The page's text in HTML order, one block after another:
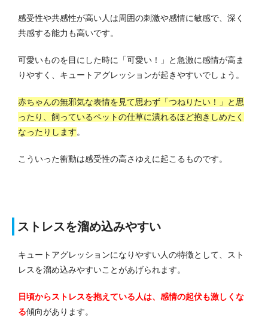
感受性や共感性が高い人は周囲の刺激や感情に敏感で、深く
共感する能力も高いです。
可愛いものを目にした時に「可愛い！」と急激に感情が高ま
りやすく、キュートアグレッションが起きやすいでしょう。
赤ちゃんの無邪気な表情を見て思わず「つねりたい！」と思
ったり、飼っているペットの仕草に潰れるほど抱きしめたく
なったりします。
こういった衝動は感受性の高さゆえに起こるものです。
ストレスを溜め込みやすい
キュートアグレッションになりやすい人の特徴として、スト
レスを溜め込みやすいことがあげられます。
日頃からストレスを抱えている人は、感情の起伏も激しくな
る傾向があります。